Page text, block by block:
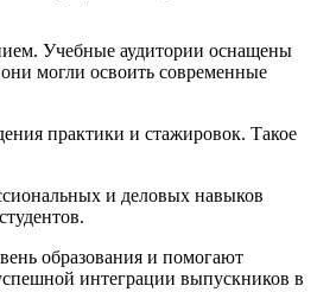
Учебные аудитории оснащены
могли освоить современные
практики и стажировок. Такое
и деловых навыков
образования и помогают
интеграции выпускников в